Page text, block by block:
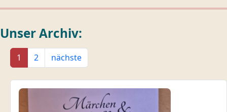
Unser Archiv:
1 2 nächste